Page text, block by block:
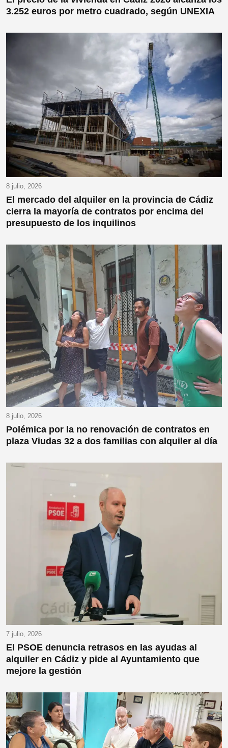
3.252 euros por metro cuadrado, según UNEXIA
8 julio, 2026
El mercado del alquiler en la provincia de Cádiz
cierra la mayoría de contratos por encima del
presupuesto de los inquilinos
8 julio, 2026
Polémica por la no renovación de contratos en
plaza Viudas 32 a dos familias con alquiler al día
7 julio, 2026
El PSOE denuncia retrasos en las ayudas al
alquiler en Cádiz y pide al Ayuntamiento que
mejore la gestión